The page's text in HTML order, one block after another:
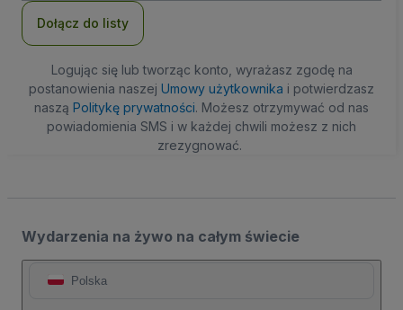
Dołącz do listy
Logując się lub tworząc konto, wyrażasz zgodę na
postanowienia naszej Umowy użytkownika i potwierdzasz
naszą Politykę prywatności. Możesz otrzymywać od nas
powiadomienia SMS i w każdej chwili możesz z nich
zrezygnować.
Wydarzenia na żywo na całym świecie
Polska